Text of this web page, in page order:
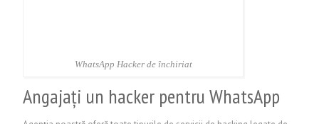
WhatsApp Hacker de închiriat
Angajați un hacker pentru WhatsApp